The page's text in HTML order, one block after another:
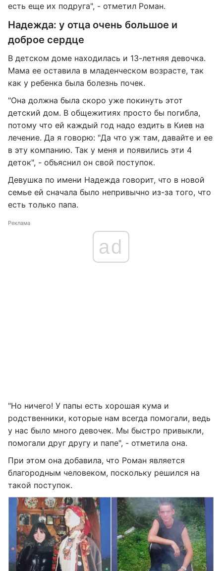
есть еще их подруга", - отметил Роман.
Надежда: у отца очень большое и
доброе сердце
В детском доме находилась и 13-летняя девочка.
Мама ее оставила в младенческом возрасте, так
как у ребенка была болезнь почек.
"Она должна была скоро уже покинуть этот
детский дом. В общежитиях просто бы погибла,
потому что ей каждый год надо ездить в Киев на
лечение. Да я говорю: "Да что уж там, давайте и ее
в эту компанию. Так у меня и появились эти 4
деток", - объяснил он свой поступок.
Девушка по имени Надежда говорит, что в новой
семье ей сначала было непривычно из-за того, что
есть только папа.
Реклама
ad
"Но ничего! У папы есть хорошая кума и
родственники, которые нам всегда помогали, ведь
у нас было много девочек. Мы быстро привыкли,
помогали друг другу и папе", - отметила она.
При этом она добавила, что Роман является
благородным человеком, поскольку решился на
такой поступок.